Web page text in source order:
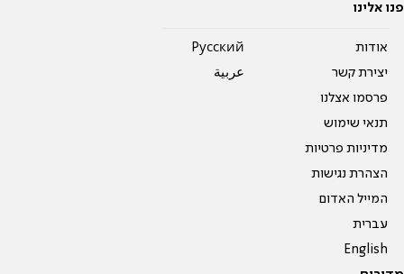
פנו אלינו
אודות
יצירת קשר
פרסמו אצלנו
תנאי שימוש
מדיניות פרטיות
הצהרת נגישות
המייל האדום
עברית
English
Pусский
عربية